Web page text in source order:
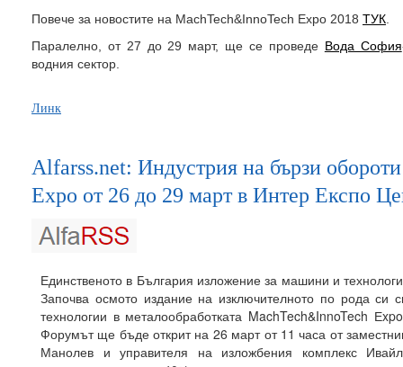
Повече за новостите на МachTech&InnoTech Expo 2018 ТУК
Паралелно, от 27 до 29 март, ще се проведе Вода София
водния сектор.
Линк
Alfarss.net: Индустрия на бързи
Expo от 26 до 29 март в Интер Експо
Единственото в България изложение за машини и
Започва осмото издание на изключителното по рода си
технологии в металообработката MachTech&InnoTech
Форумът ще бъде открит на 26 март от 11 часа от
Манолев и управителя на изложбения комплекс